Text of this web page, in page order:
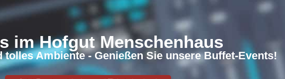
im Hofgut Menschenhaus
tolles Ambiente - Genießen Sie unsere Buffet-Events!